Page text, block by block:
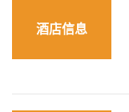
酒店信息